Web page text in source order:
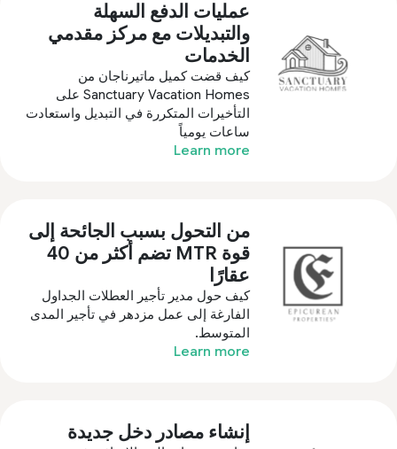
عمليات الدفع السهلة
والتبديلات مع مركز مقدمي
الخدمات
كيف قضت كميل ماتيرناجان من
Sanctuary Vacation Homes على
التأخيرات المتكررة في التبديل واستعادت
ساعات يومياً
Learn more
من التحول بسبب الجائحة إلى
قوة MTR تضم أكثر من 40
عقارًا
كيف حول مدير تأجير العطلات الجداول
الفارغة إلى عمل مزدهر في تأجير المدى
المتوسط.
Learn more
إنشاء مصادر دخل جديدة